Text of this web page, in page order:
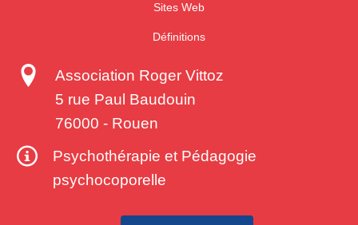
Sites Web
Définitions
Association Roger Vittoz
5 rue Paul Baudouin
76000 - Rouen
Psychothérapie et Pédagogie
psychocoporelle